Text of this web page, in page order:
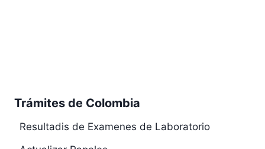
Trámites de Colombia
Resultadis de Examenes de Laboratorio